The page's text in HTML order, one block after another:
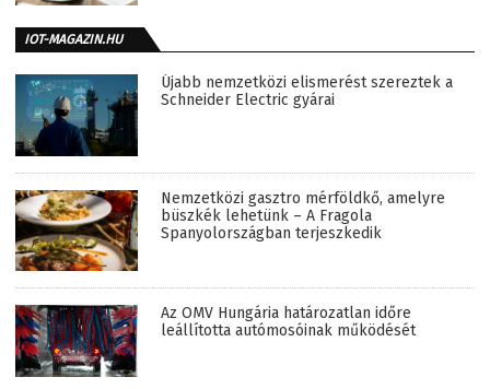
IOT-MAGAZIN.HU
Újabb nemzetközi elismerést szereztek a
Schneider Electric gyárai
Nemzetközi gasztro mérföldkő, amelyre
büszkék lehetünk – A Fragola
Spanyolországban terjeszkedik
Az OMV Hungária határozatlan időre
leállította autómosóinak működését